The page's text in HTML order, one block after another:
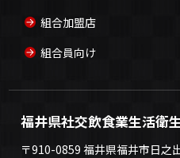
組合加盟店
組合員向け
福井県社交飲食業生活衛
〒910-0859 福井県福井市日